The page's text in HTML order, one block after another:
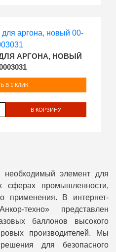
АРГОНА, НОВЫЙ
В 1 КЛИК
В КОРЗИНУ
элемент для
промышленности,
применения. В интернет-
техно» представлен
баллонов высокого
производителей. Мы
для безопасного